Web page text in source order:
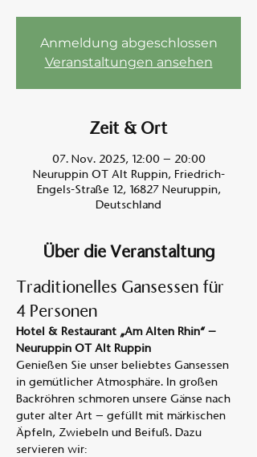
Anmeldung abgeschlossen
Veranstaltungen ansehen
Zeit & Ort
07. Nov. 2025, 12:00 – 20:00
Neuruppin OT Alt Ruppin, Friedrich-
Engels-Straße 12, 16827 Neuruppin,
Deutschland
Über die Veranstaltung
Traditionelles Gansessen für
4 Personen
Hotel & Restaurant „Am Alten Rhin“ –
Neuruppin OT Alt Ruppin
Genießen Sie unser beliebtes Gansessen
in gemütlicher Atmosphäre. In großen
Backröhren schmoren unsere Gänse nach
guter alter Art – gefüllt mit märkischen
Äpfeln, Zwiebeln und Beifuß. Dazu
servieren wir: